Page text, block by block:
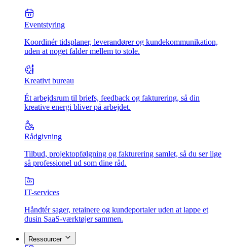
Eventstyring
Koordinér tidsplaner, leverandører og kundekommunikation,
uden at noget falder mellem to stole.
Kreativt bureau
Ét arbejdsrum til briefs, feedback og fakturering, så din
kreative energi bliver på arbejdet.
Rådgivning
Tilbud, projektopfølgning og fakturering samlet, så du ser lige
så professionel ud som dine råd.
IT-services
Håndtér sager, retainere og kundeportaler uden at lappe et
dusin SaaS-værktøjer sammen.
Ressourcer